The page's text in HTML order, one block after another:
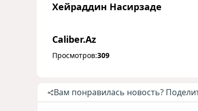
Хейраддин Насирзаде
Caliber.Az
Просмотров:309
Вам понравилась новость?